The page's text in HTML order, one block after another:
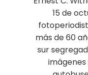
15 de
más de 60
sur